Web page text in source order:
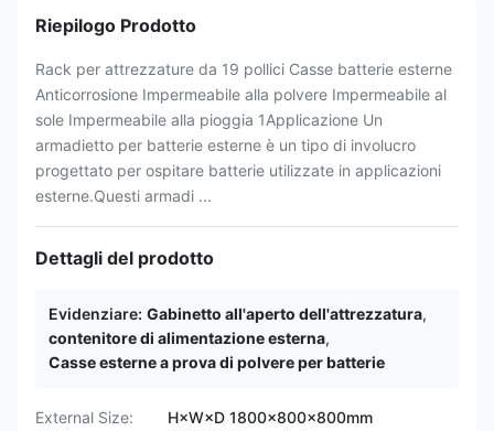
Riepilogo Prodotto
Rack per attrezzature da 19 pollici Casse batterie esterne
Anticorrosione Impermeabile alla polvere Impermeabile al
sole Impermeabile alla pioggia 1Applicazione Un
armadietto per batterie esterne è un tipo di involucro
progettato per ospitare batterie utilizzate in applicazioni
esterne.Questi armadi ...
Dettagli del prodotto
Evidenziare: Gabinetto all'aperto dell'attrezzatura,
contenitore di alimentazione esterna,
Casse esterne a prova di polvere per batterie
External Size:
H×W×D 1800×800×800mm